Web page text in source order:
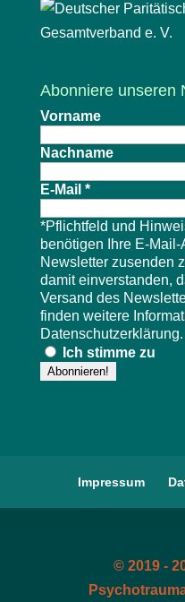
Abonniere unseren
Vorname
Nachname
E-Mail *
*Pflichtfeld und
benötigen Ihre E-
Newsletter zusenden
damit einverstanden,
Versand des
finden weitere
Datenschutzerklärung.
Ich stimme zu
Impressum
© 2019 -